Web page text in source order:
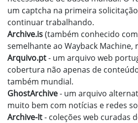
um captcha na primeira
continuar trabalhando.
Archive.is(também conhecido
semelhante ao Wayback Machine,
Arquivo.pt- um arquivo web
cobertura não apenas de
também mundial.
GhostArchive- um arquivo
muito bem com notícias e redes
Archive-It- coleções web curadas